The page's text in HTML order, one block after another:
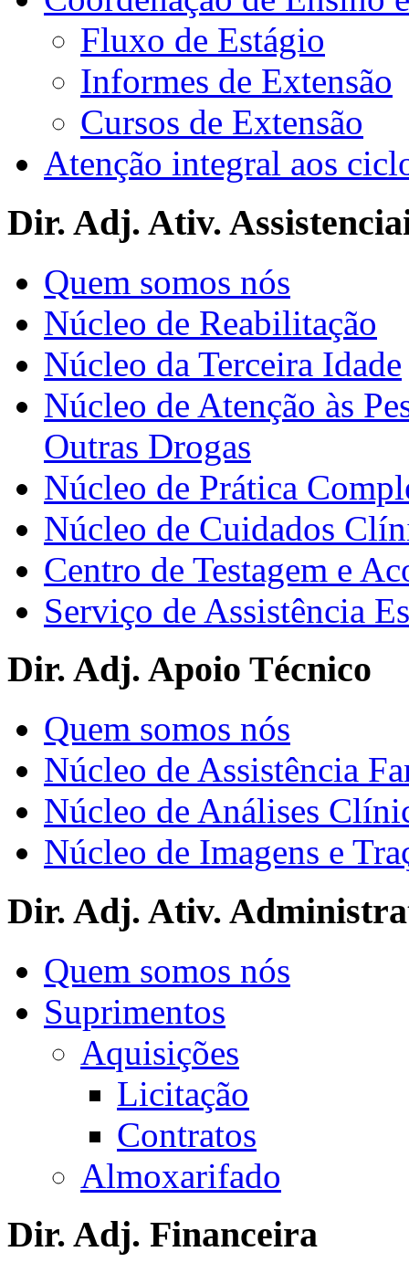
Fluxo de Estágio
Informes de Extensão
Cursos de Extensão
Atenção integral aos
Dir. Adj. Ativ.
Quem somos nós
Núcleo de Reabilitação
Núcleo da Terceira Idade
Núcleo de Atenção às
Outras Drogas
Núcleo de Prática
Núcleo de Cuidados
Centro de Testagem e
Serviço de Assistência
Dir. Adj. Apoio Técnico
Quem somos nós
Núcleo de Assistência
Núcleo de Análises
Núcleo de Imagens e
Dir. Adj. Ativ.
Quem somos nós
Suprimentos
Aquisições
Licitação
Contratos
Almoxarifado
Dir. Adj. Financeira